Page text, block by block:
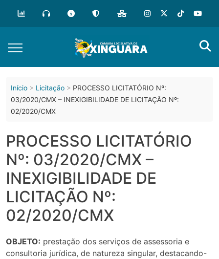
conteúdo
Início Licitação
PROCESSO LICITATÓRIO Nº:
03/2020/CMX – INEXIGIBILIDADE DE LICITAÇÃO Nº:
02/2020/CMX
PROCESSO LICITATÓRIO
Nº: 03/2020/CMX –
INEXIGIBILIDADE DE
LICITAÇÃO Nº:
02/2020/CMX
OBJETO: prestação dos serviços de assessoria e
consultoria jurídica, de natureza singular, destacando-